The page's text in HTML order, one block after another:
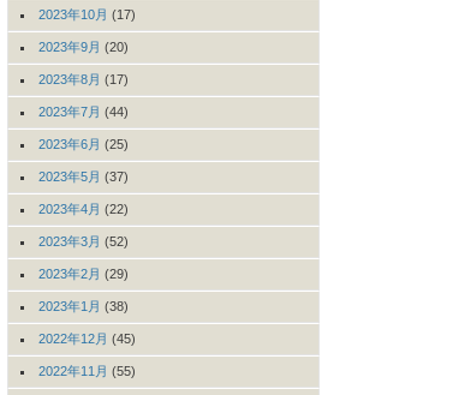
2023年10月 (17)
2023年9月 (20)
2023年8月 (17)
2023年7月 (44)
2023年6月 (25)
2023年5月 (37)
2023年4月 (22)
2023年3月 (52)
2023年2月 (29)
2023年1月 (38)
2022年12月 (45)
2022年11月 (55)